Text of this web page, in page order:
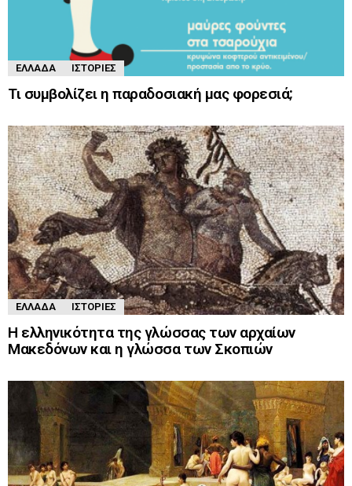
ΕΛΛΆΔΑ ΙΣΤΟΡΊΕΣ
Τι συμβολίζει η παραδοσιακή μας φορεσιά;
ΕΛΛΆΔΑ ΙΣΤΟΡΊΕΣ
Η ελληνικότητα της γλώσσας των αρχαίων
Μακεδόνων και η γλώσσα των Σκοπιών